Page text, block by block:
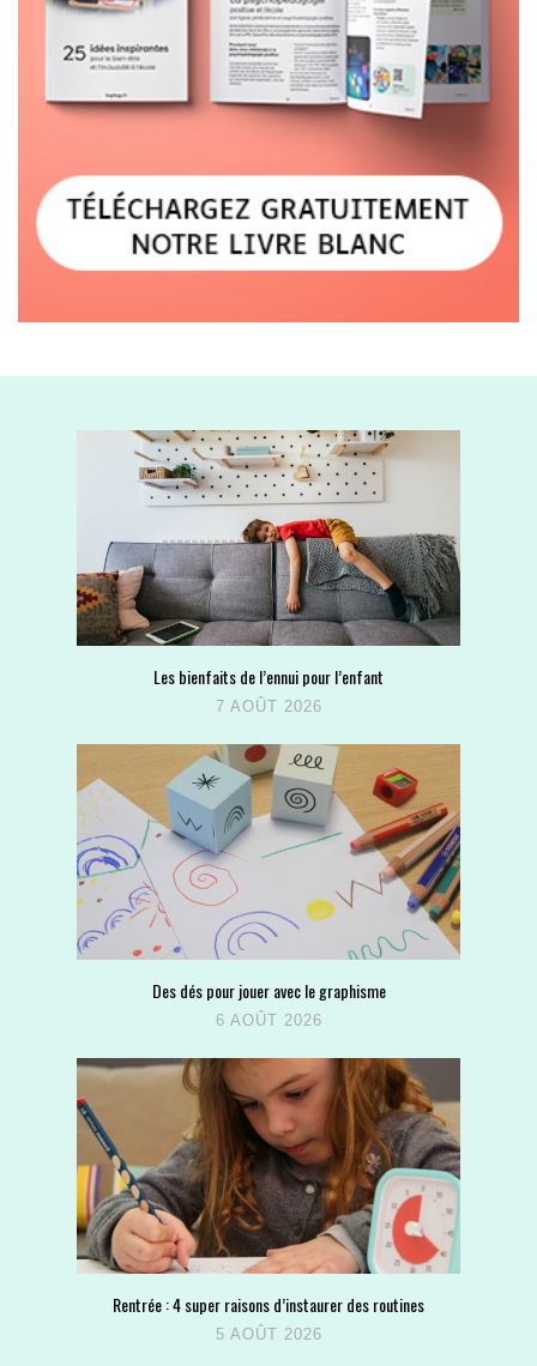
Les bienfaits de l’ennui pour l’enfant
7 AOÛT 2026
Des dés pour jouer avec le graphisme
6 AOÛT 2026
Rentrée : 4 super raisons d’instaurer des routines
5 AOÛT 2026